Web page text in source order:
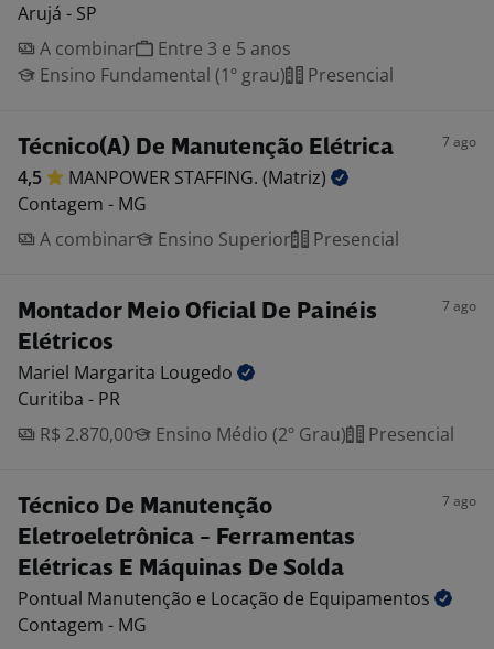
Arujá - SP
A combinar
Entre 3 e 5 anos
Ensino Fundamental (1º grau)
Presencial
Técnico(A) De Manutenção Elétrica 7 ago
4,5 MANPOWER STAFFING. (Matriz)
Contagem - MG
A combinar
Ensino Superior Presencial
Montador Meio Oficial De Painéis
Elétricos
7 ago
Mariel Margarita Lougedo
Curitiba - PR
R$ 2.870,00
Ensino Médio (2º Grau) Presencial
Técnico De Manutenção
Eletroeletrônica - Ferramentas
Elétricas E Máquinas De Solda
7 ago
Pontual Manutenção e Locação de Equipamentos
Contagem - MG